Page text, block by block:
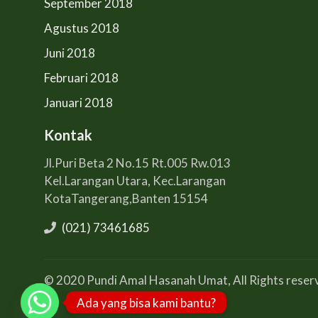
September 2018
Agustus 2018
Juni 2018
Februari 2018
Januari 2018
Kontak
Jl.Puri Beta 2 No.15 Rt.005 Rw.013
Kel.Larangan Utara, Kec.Larangan
KotaTangerang,Banten 15154
(021) 73461685
© 2020 Pundi Amal Hasanah Umat, All Rights
Ada yang bisa kami bantu?